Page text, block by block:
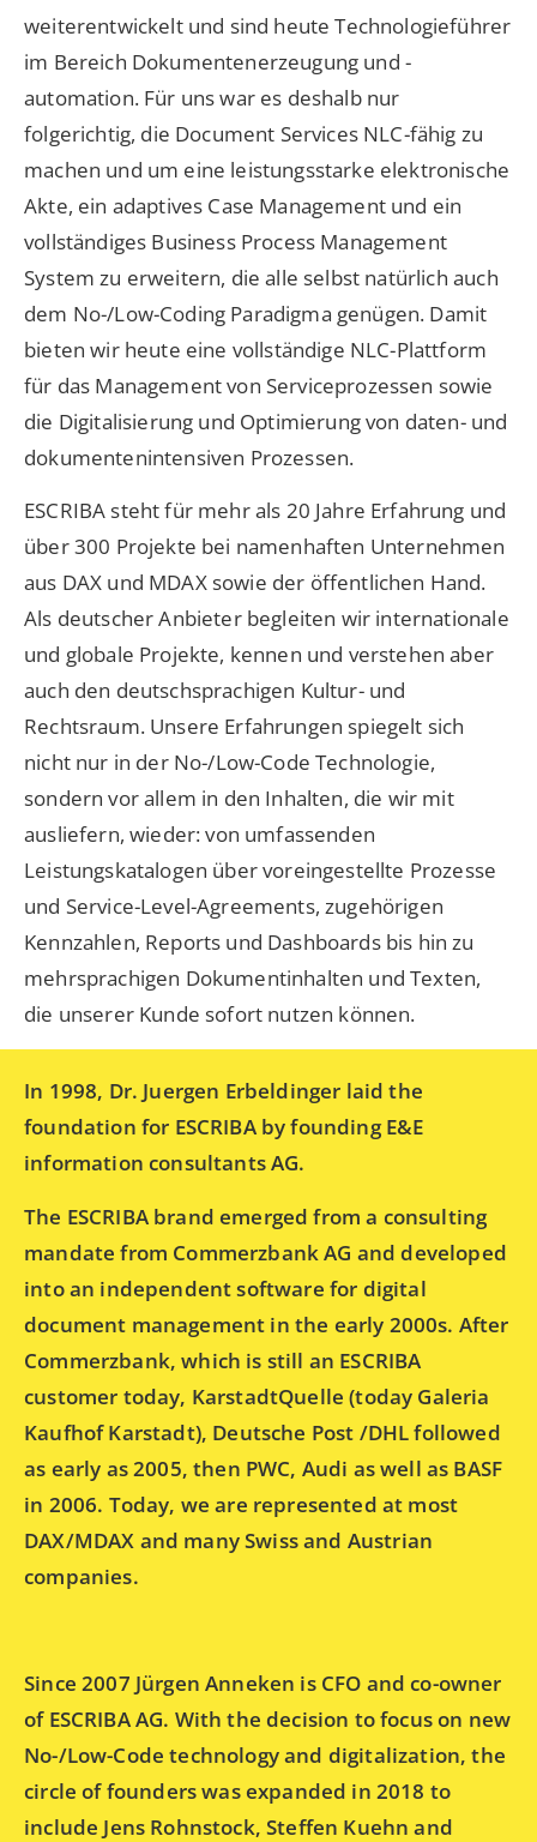
weiterentwickelt und sind heute Technologieführer
im Bereich Dokumenten­erzeugung und -
automation. Für uns war es deshalb nur
folgerichtig, die Document Services NLC-fähig zu
machen und um eine leistungsstarke elektronische
Akte, ein adaptives Case Management und ein
vollständiges Business Process Management
System zu erweitern, die alle selbst natürlich auch
dem No-/Low-Coding Paradigma genügen. Damit
bieten wir heute eine vollständige NLC-Plattform
für das Management von Serviceprozessen sowie
die Digitalisierung und Optimierung von daten- und
dokumentenintensiven Prozessen.
ESCRIBA steht für mehr als 20 Jahre Erfahrung und
über 300 Projekte bei namenhaften Unternehmen
aus DAX und MDAX sowie der öffentlichen Hand.
Als deutscher Anbieter begleiten wir internationale
und globale Projekte, kennen und verstehen aber
auch den deutschsprachigen Kultur- und
Rechtsraum. Unsere Erfahrungen spiegelt sich
nicht nur in der No-/Low-Code Technologie,
sondern vor allem in den Inhalten, die wir mit
ausliefern, wieder: von umfassenden
Leistungskatalogen über voreingestellte Prozesse
und Service-Level-Agreements, zugehörigen
Kennzahlen, Reports und Dashboards bis hin zu
mehrsprachigen Dokumentinhalten und Texten,
die unserer Kunde sofort nutzen können.
In 1998, Dr. Juergen Erbeldinger laid the
foundation for ESCRIBA by founding E&E
information consultants AG.
The ESCRIBA brand emerged from a consulting
mandate from Commerzbank AG and developed
into an independent software for digital
document management in the early 2000s. After
Commerzbank, which is still an ESCRIBA
customer today, KarstadtQuelle (today Galeria
Kaufhof Karstadt), Deutsche Post /DHL followed
as early as 2005, then PWC, Audi as well as BASF
in 2006. Today, we are represented at most
DAX/MDAX and many Swiss and Austrian
companies.
Since 2007 Jürgen Anneken is CFO and co-owner
of ESCRIBA AG. With the decision to focus on new
No-/Low-Code technology and digitalization, the
circle of founders was expanded in 2018 to
include Jens Rohnstock, Steffen Kuehn and